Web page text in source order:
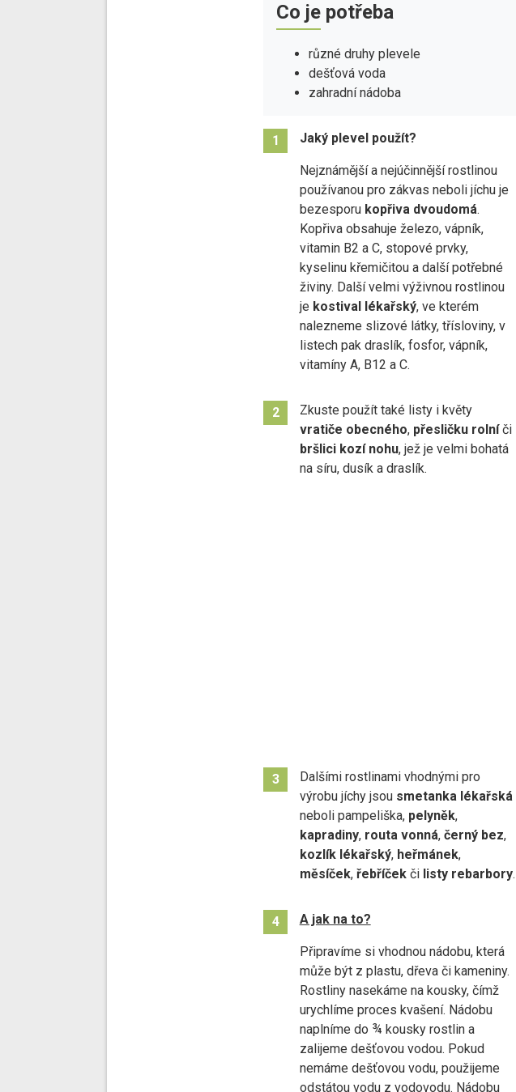
Co je potřeba
různé druhy plevele
dešťová voda
zahradní nádoba
1 Jaký plevel použít?
Nejznámější a nejúčinnější rostlinou
používanou pro zákvas neboli jíchu je
bezesporukopřiva dvoudomá.
Kopřiva obsahuje železo, vápník,
vitamin B2 a C, stopové prvky,
kyselinu křemičitou a další potřebné
živiny. Další velmi výživnou rostlinou
je kostival lékařský, ve kterém
nalezneme slizové látky, třísloviny, v
listech pak draslík, fosfor, vápník,
vitamíny A, B12 a C.
2
Zkuste použít také listy i květy
vratiče obecného, přesličku rolníči
bršlici kozí nohu, jež je velmi bohatá
na síru, dusík a draslík.
3
Dalšími rostlinami vhodnými pro
výrobu jíchy jsou smetanka lékařská
neboli pampeliška, pelyněk,
kapradiny, routa vonná,černý bez,
kozlík lékařský, heřmánek,
měsíček, řebříčekči listy rebarbory.
4 A jak na to?
Připravíme si vhodnou nádobu, která
může být z plastu, dřeva či kameniny.
Rostliny nasekáme na kousky, čímž
urychlíme proces kvašení. Nádobu
naplníme do ¾ kousky rostlin a
zalijeme dešťovou vodou. Pokud
nemáme dešťovou vodu, použijeme
odstátou vodu z vodovodu. Nádobu